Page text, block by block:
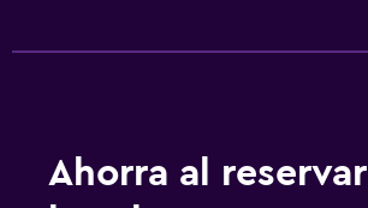
Ahorra al reservar